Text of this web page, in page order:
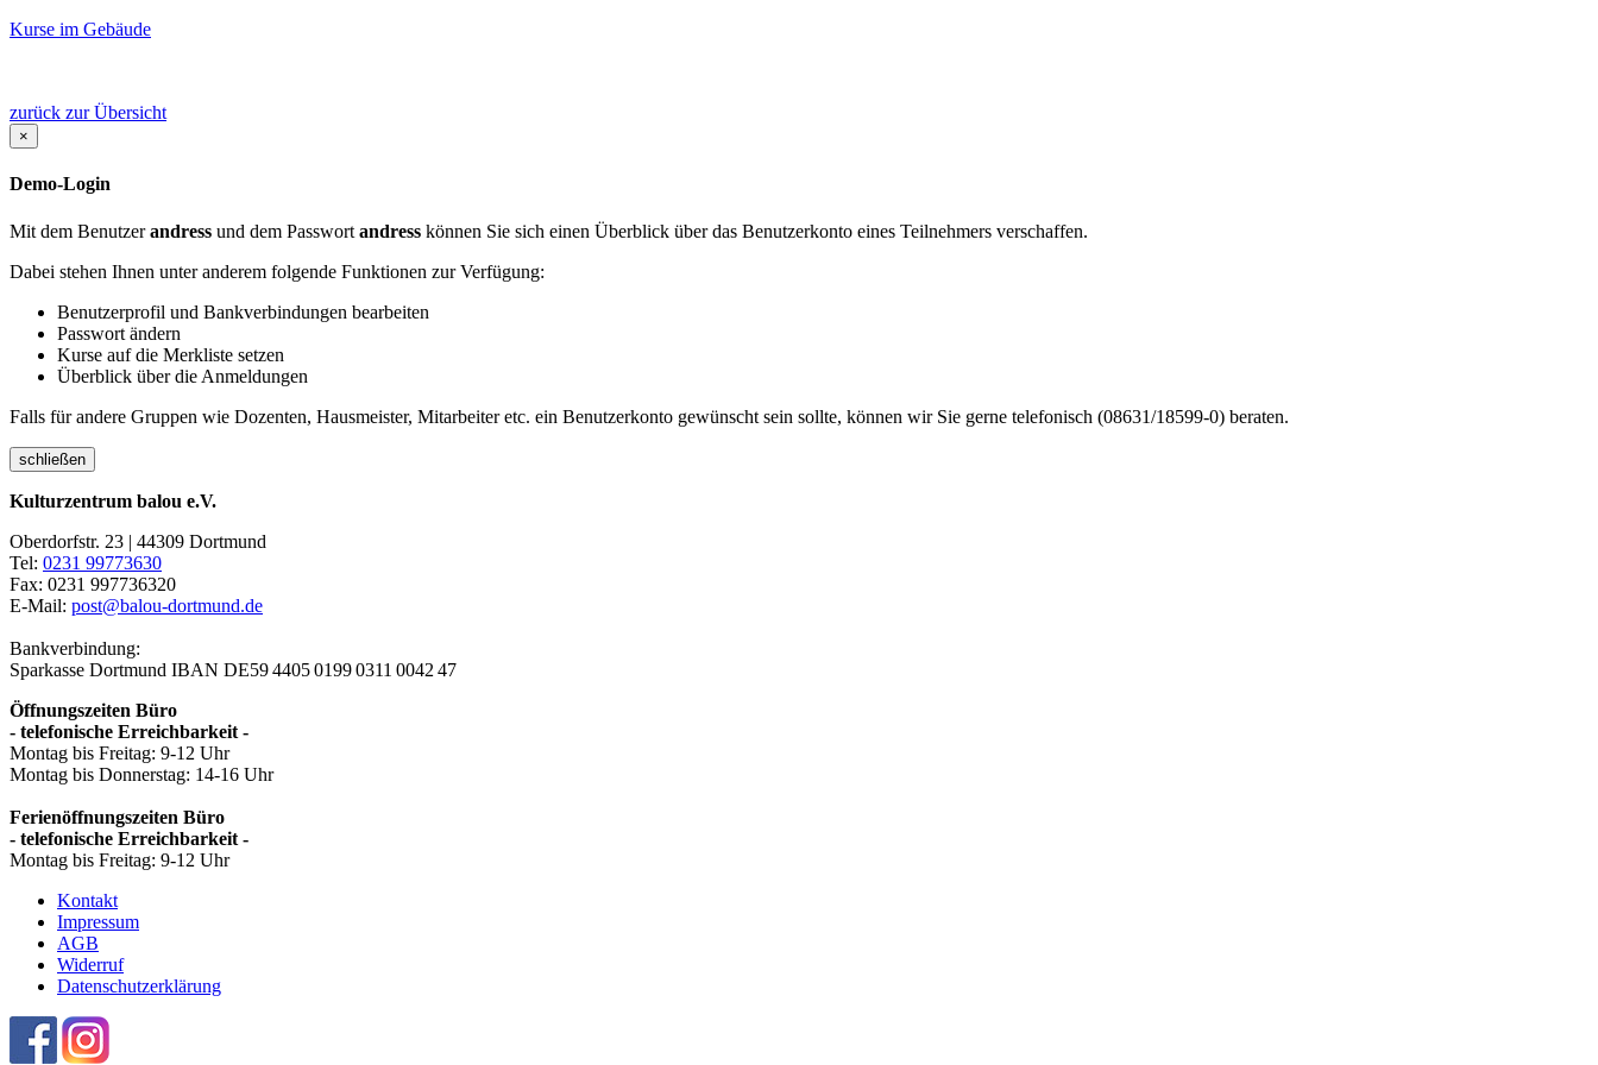
Kurse im Gebäude
zurück zur Übersicht
×
Demo-Login
Mit dem Benutzerandress und dem Passwort andress können Sie sich einen Überblick über das Benutzerkonto eines Teilnehmers verschaffen.
Dabei stehen Ihnen unter anderem folgende Funktionen zur Verfügung:
Benutzerprofil und Bankverbindungen bearbeiten
Passwort ändern
Kurse auf die Merkliste setzen
Überblick über die Anmeldungen
Falls für andere Gruppen wie Dozenten, Hausmeister, Mitarbeiter etc. ein Benutzerkonto gewünscht sein sollte, können wir Sie gerne telefonisch (08631/18599-0) beraten.
schließen
Kulturzentrum balou e.V.
Oberdorfstr. 23 | 44309 Dortmund
Tel: 0231 99773630
Fax: 0231 997736320
E-Mail: post@balou-dortmund.de
Bankverbindung:
Sparkasse Dortmund IBAN DE59 4405 0199 0311 0042 47
Öffnungszeiten Büro
- telefonische Erreichbarkeit -
Montag bis Freitag: 9-12 Uhr
Montag bis Donnerstag: 14-16 Uhr
Ferienöffnungszeiten Büro
- telefonische Erreichbarkeit -
Montag bis Freitag: 9-12 Uhr
Kontakt
Impressum
AGB
Widerruf
Datenschutzerklärung